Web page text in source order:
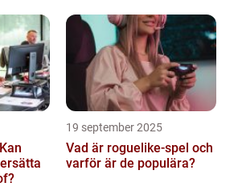
19 september 2025
Vad är roguelike-spel och
varför är de populära?